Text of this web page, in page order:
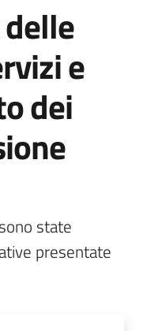
e
dei
state
presentate